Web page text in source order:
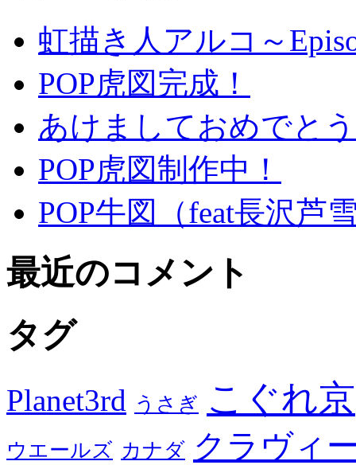
虹描き人アルコ～
POP虎図完成！
あけましておめでと
POP虎図制作中！
POP牛図（feat長沢芦
最近のコメント
タグ
Planet3rd うさぎ こぐれ京
ウエールズ カナダ クラヴィ